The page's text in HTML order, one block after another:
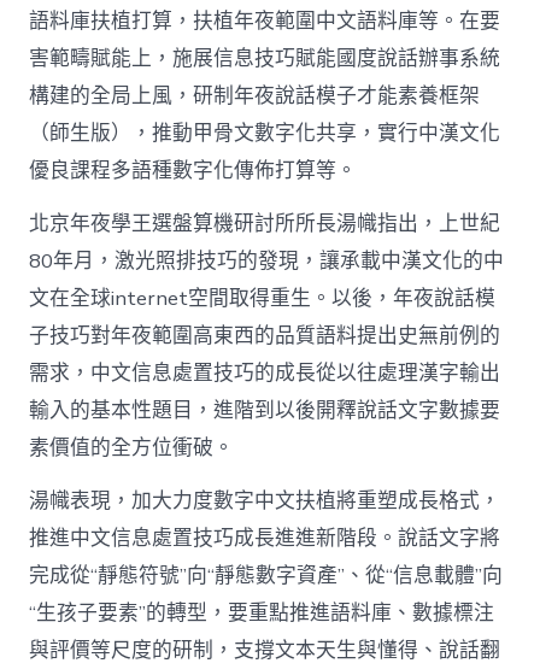
語料庫扶植打算，扶植年夜範圍中文語料庫等。在要
害範疇賦能上，施展信息技巧賦能國度說話辦事系統
構建的全局上風，研制年夜說話模子才能素養框架
（師生版），推動甲骨文數字化共享，實行中漢文化
優良課程多語種數字化傳佈打算等。
北京年夜學王選盤算機研討所所長湯幟指出，上世紀
80年月，激光照排技巧的發現，讓承載中漢文化的中
文在全球internet空間取得重生。以後，年夜說話模
子技巧對年夜範圍高東西的品質語料提出史無前例的
需求，中文信息處置技巧的成長從以往處理漢字輸出
輸入的基本性題目，進階到以後開釋說話文字數據要
素價值的全方位衝破。
湯幟表現，加大力度數字中文扶植將重塑成長格式，
推進中文信息處置技巧成長進進新階段。說話文字將
完成從“靜態符號”向“靜態數字資產”、從“信息載體”向
“生孩子要素”的轉型，要重點推進語料庫、數據標注
與評價等尺度的研制，支撐文本天生與懂得、說話翻